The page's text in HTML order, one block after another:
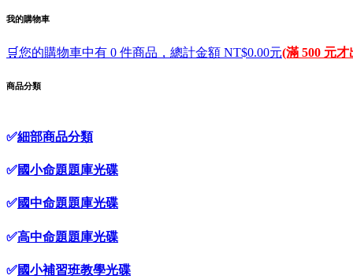
我的購物車
🛒您的購物車中有 0 件商品，總計金額 NT$0.00元(滿 500 元才
商品分類
✅細部商品分類
✅國小命題題庫光碟
✅國中命題題庫光碟
✅高中命題題庫光碟
✅國小補習班教學光碟